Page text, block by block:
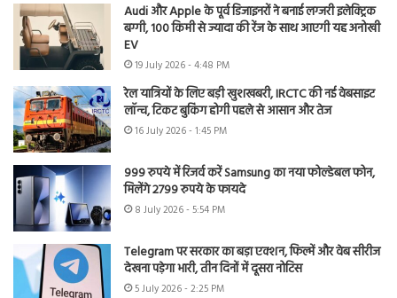
Audi और Apple के पूर्व डिजाइनरों ने बनाई लग्जरी इलेक्ट्रिक
बग्गी, 100 किमी से ज्यादा की रेंज के साथ आएगी यह अनोखी
EV
19 July 2026 - 4:48 PM
रेल यात्रियों के लिए बड़ी खुशखबरी, IRCTC की नई वेबसाइट
लॉन्च, टिकट बुकिंग होगी पहले से आसान और तेज
16 July 2026 - 1:45 PM
999 रुपये में रिजर्व करें Samsung का नया फोल्डेबल फोन,
मिलेंगे 2799 रुपये के फायदे
8 July 2026 - 5:54 PM
Telegram पर सरकार का बड़ा एक्शन, फिल्में और वेब सीरीज
देखना पड़ेगा भारी, तीन दिनों में दूसरा नोटिस
5 July 2026 - 2:25 PM